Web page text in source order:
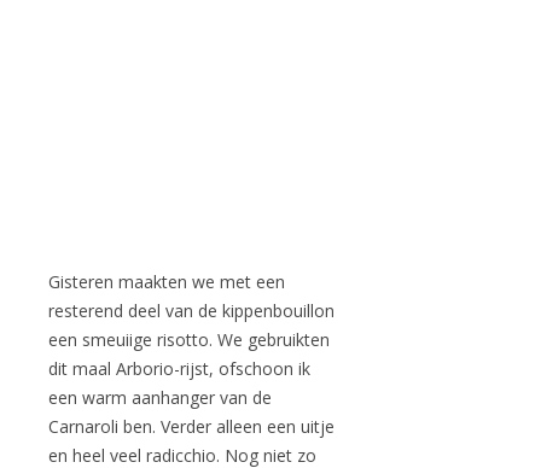
Gisteren maakten we met een
resterend deel van de kippenbouillon
een smeuiige risotto. We gebruikten
dit maal Arborio-rijst, ofschoon ik
een warm aanhanger van de
Carnaroli ben. Verder alleen een uitje
en heel veel radicchio. Nog niet zo